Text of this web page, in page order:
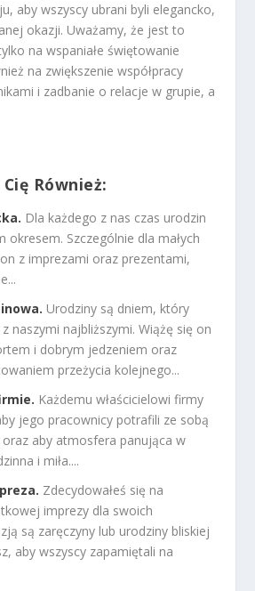
aby wszyscy ubrani byli elegancko,
okazji. Uważamy, że jest to
na wspaniałe świętowanie
na zwiększenie współpracy
i zadbanie o relacje w grupie, a
Również:
Dla każdego z nas czas urodzin
okresem. Szczególnie dla małych
z imprezami oraz prezentami,
Urodziny są dniem, który
naszymi najbliższymi. Wiążę się on
i dobrym jedzeniem oraz
przeżycia kolejnego...
Każdemu właścicielowi firmy
jego pracownicy potrafili ze sobą
oraz aby atmosfera panująca w
i miła....
Zdecydowałeś się na
imprezy dla swoich
są zaręczyny lub urodziny bliskiej
aby wszyscy zapamiętali na